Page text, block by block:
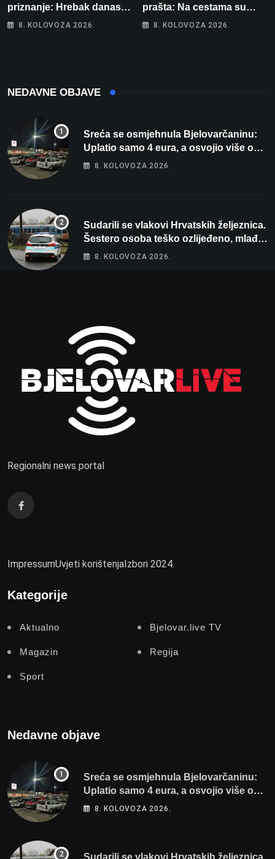
priznanje: Hrebak danas u
Parizu predstavlja
8. KOLOVOZA 2026.
prašta: Na cestama su
posebno na meti ovi
8. KOLOVOZA 2026.
NEDAVNE OBJAVE
Sreća se osmjehnula Bjelovarčaninu:
Uplatio samo 4 eura, a osvojio više od
80 tisuća eura
8. KOLOVOZA 2026.
Sudarili se vlakovi Hrvatskih željeznica.
Šestero osoba teško ozlijeđeno, mlađa
žena na intenzivnoj
8. KOLOVOZA 2026.
Regionalni news portal
ImpressumUvjeti korištenja Izbori 2024.
Kategorije
Aktualno Bjelovar.live TV
Magazin Regija
Sport
Nedavne objave
Sreća se osmjehnula Bjelovarčaninu:
Uplatio samo 4 eura, a osvojio više od
80 tisuća eura
8. KOLOVOZA 2026.